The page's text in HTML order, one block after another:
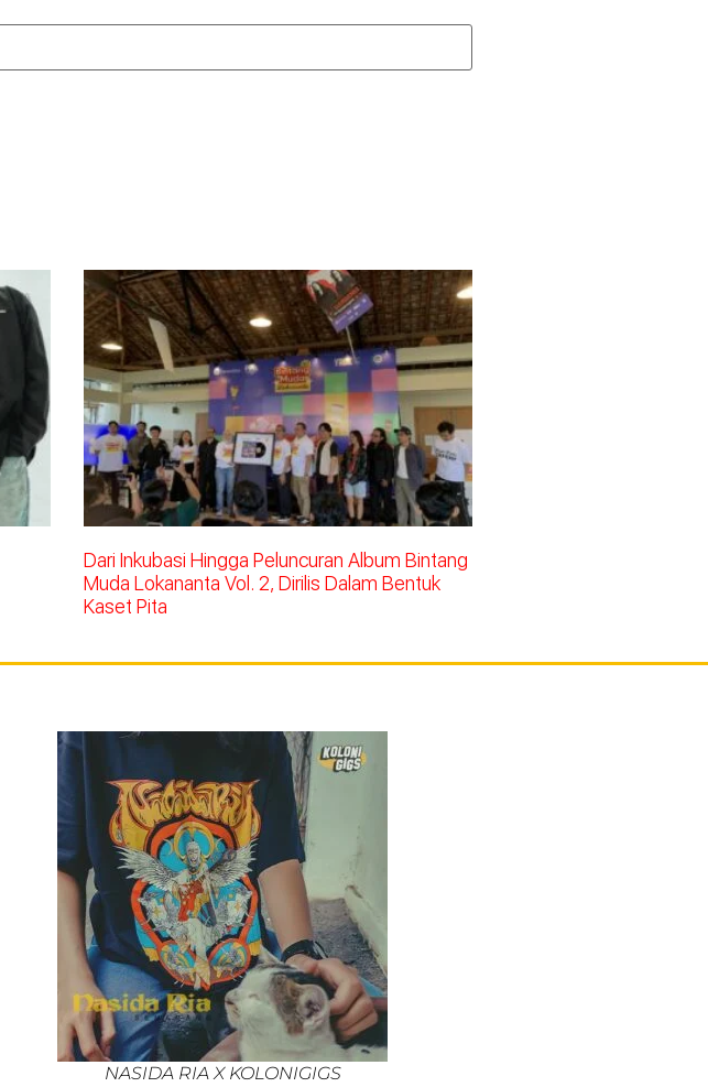
Dari Inkubasi Hingga Peluncuran Album Bintang
Muda Lokananta Vol. 2, Dirilis Dalam Bentuk
Kaset Pita
NASIDA RIA X KOLONIGIGS